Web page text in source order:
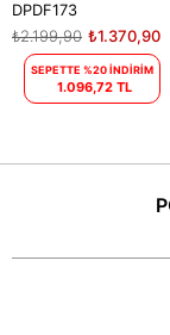
DPDF173
₺1.370,90
₺2.199,90
SEPETTE %20 İNDİRİM
1.096,72 TL